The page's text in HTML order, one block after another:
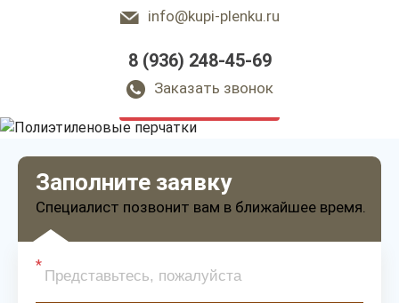
info@kupi-plenku.ru
8 (936) 248-45-69
Заказать звонок
Полиэтиленовые
перчатки в Белгороде
Заполните заявку
Специалист позвонит вам в ближайшее время.